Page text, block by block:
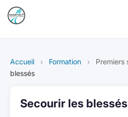
Permis voiture
Permis Bateau
Accueil › Formation › Premiers
blessés
Secourir les blessés